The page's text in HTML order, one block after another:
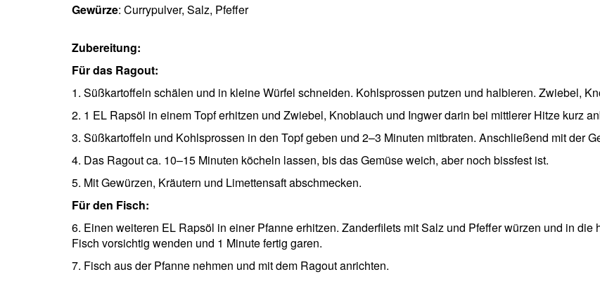
Gewürze: Currypulver, Salz, Pfeffer
Zubereitung:
Für das Ragout:
1. Süßkartoffeln schälen und in kleine Würfel schneiden. Kohlsprossen putzen und halbieren. Zwiebel,
2. 1 EL Rapsöl in einem Topf erhitzen und Zwiebel, Knoblauch und Ingwer darin bei mittlerer Hitze kurz
3. Süßkartoffeln und Kohlsprossen in den Topf geben und 2–3 Minuten mitbraten. Anschließend mit der
4. Das Ragout ca. 10–15 Minuten köcheln lassen, bis das Gemüse weich, aber noch bissfest ist.
5. Mit Gewürzen, Kräutern und Limettensaft abschmecken.
Für den Fisch:
6. Einen weiteren EL Rapsöl in einer Pfanne erhitzen. Zanderfilets mit Salz und Pfeffer würzen und in
Fisch vorsichtig wenden und 1 Minute fertig garen.
7. Fisch aus der Pfanne nehmen und mit dem Ragout anrichten.